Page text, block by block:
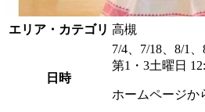
エリア・カテゴリ 高槻
日時
7/4、7/18、8/1
第1・3土曜日
ホームページか